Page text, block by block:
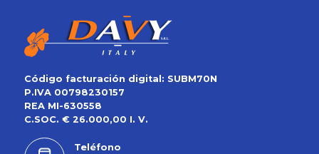
Código facturación digital: SUBM70N
P.IVA 00798230157
REA MI-630558
C.SOC. € 26.000,00 I. V.
Teléfono